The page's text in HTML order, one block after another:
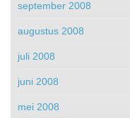
september 2008
augustus 2008
juli 2008
juni 2008
mei 2008